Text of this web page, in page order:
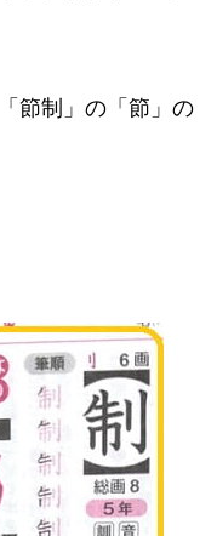
節制」の「節」の